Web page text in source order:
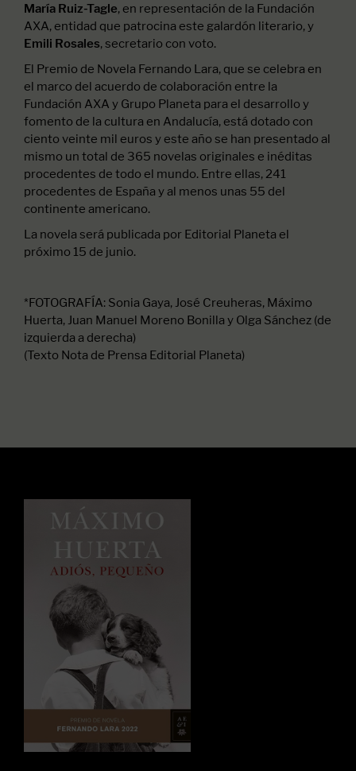
María Ruiz-Tagle, en representación de la Fundación
AXA, entidad que patrocina este galardón literario, y
Emili Rosales, secretario con voto.
El Premio de Novela Fernando Lara, que se celebra en
el marco del acuerdo de colaboración entre la
Fundación AXA y Grupo Planeta para el desarrollo y
fomento de la cultura en Andalucía, está dotado con
ciento veinte mil euros y este año se han presentado al
mismo un total de 365 novelas originales e inéditas
procedentes de todo el mundo. Entre ellas, 241
procedentes de España y al menos unas 55 del
continente americano.
La novela será publicada por Editorial Planeta el
próximo 15 de junio.
*FOTOGRAFÍA: Sonia Gaya, José Creuheras, Máximo
Huerta, Juan Manuel Moreno Bonilla y Olga Sánchez (de
izquierda a derecha)
(Texto Nota de Prensa Editorial Planeta)